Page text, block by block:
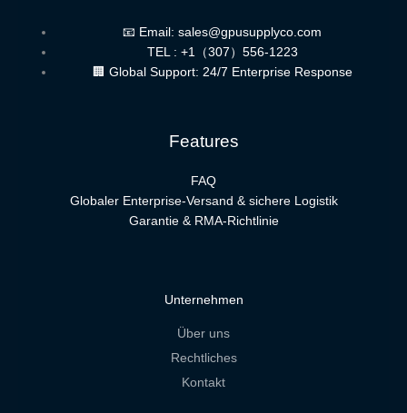
📧 Email: sales@gpusupplyco.com
TEL : +1（307）556-1223
🏢 Global Support: 24/7 Enterprise Response
Features
FAQ
Globaler Enterprise-Versand & sichere Logistik
Garantie & RMA-Richtlinie
Unternehmen
Über uns
Rechtliches
Kontakt